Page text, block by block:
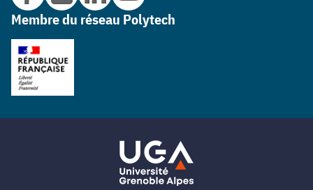
Membre du réseau Polytech